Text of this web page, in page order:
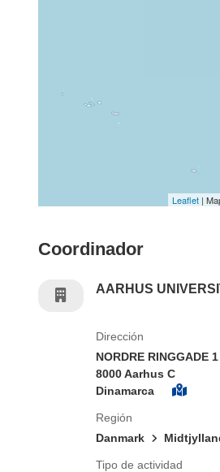
Leaflet |
Coordinador
AARHUS
Dirección
NORDRE RINGGADE 1
8000 Aarhus C
Dinamarca
Región
Danmark
Tipo de actividad